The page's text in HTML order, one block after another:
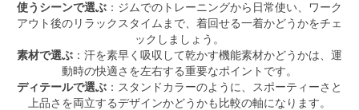
使うシーンで選ぶ ：ジムでのトレーニングから日常使い、ワーク
アウト後のリラックスタイムまで、着回せる一着かどうかをチェ
ックしましょう。
素材で選ぶ ：汗を素早く吸収して乾かす機能素材かどうかは、運
動時の快適さを左右する重要なポイントです。
ディテールで選ぶ ：スタンドカラーのように、スポーティーさと
上品さを両立するデザインかどうかも比較の軸になります。